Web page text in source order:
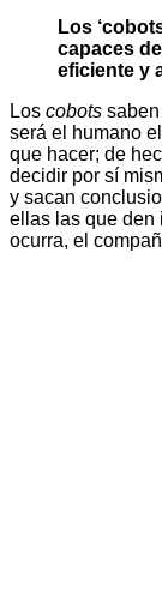
Los
capaces
eficiente y
Los cobots
será el humano
que hacer; de
decidir por sí
y sacan
ellas las que den
ocurra, el